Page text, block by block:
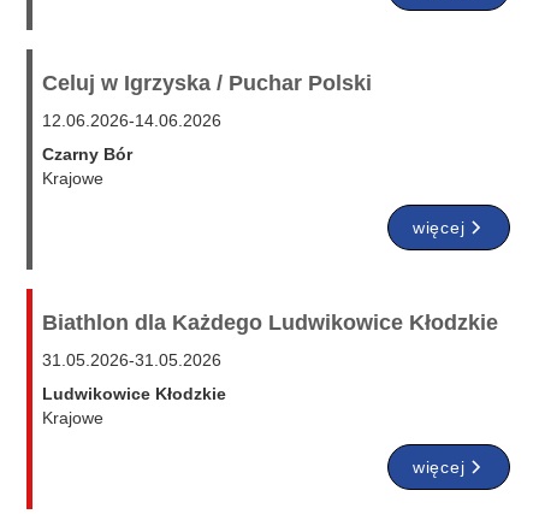
Celuj w Igrzyska / Puchar Polski
12.06.2026-14.06.2026
Czarny Bór
Krajowe
więcej
Biathlon dla Każdego Ludwikowice Kłodzkie
31.05.2026-31.05.2026
Ludwikowice Kłodzkie
Krajowe
więcej